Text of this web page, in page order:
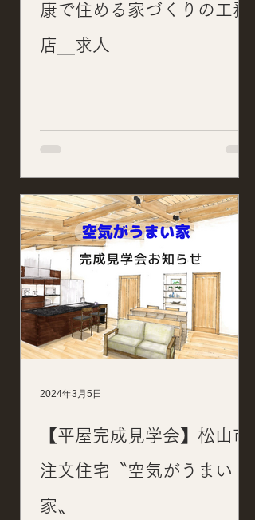
康で住める家づくりの工務
店＿求人
【平屋完成見学会】松山市
注文住宅〝空気がうまい
家〟
2024年3月5日